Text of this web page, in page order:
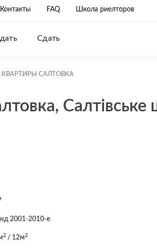
Контакты FAQ Школа риелторов
Сдать
КВАРТИРЫ САЛТОВКА
Салтівське
2001-2010-е
2/ 12м2